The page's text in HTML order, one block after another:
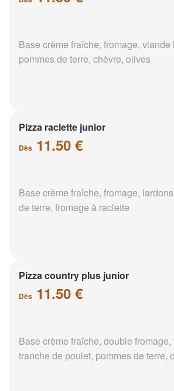
Base crème fraîche, fromage, viande
pommes de terre, chèvre, olives
Pizza raclette junior
Dès 11.50 €
Base crème fraîche, fromage,
de terre, fromage à raclette
Pizza country plus junior
Dès 11.50 €
Base crème fraîche, double
tranche de poulet, pommes de terre,